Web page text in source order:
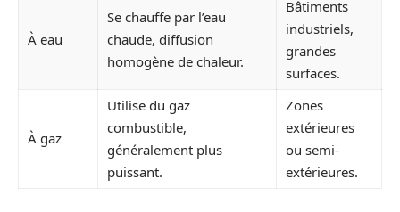
À eau
Se chauffe par l’eau
chaude, diffusion
homogène de chaleur.
Bâtiments
industriels,
grandes
surfaces.
À gaz
Utilise du gaz
combustible,
généralement plus
puissant.
Zones
extérieures
ou semi-
extérieures.